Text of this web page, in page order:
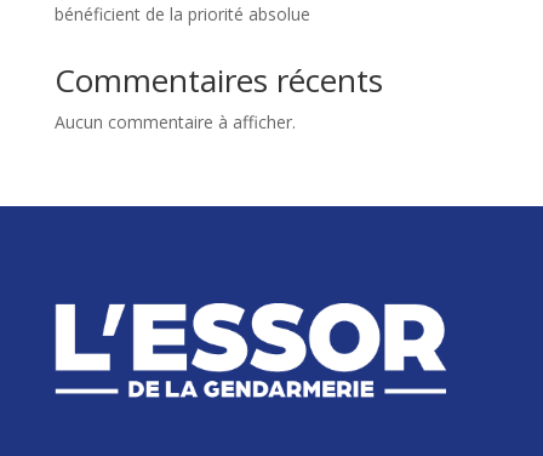
bénéficient de la priorité absolue
Commentaires récents
Aucun commentaire à afficher.